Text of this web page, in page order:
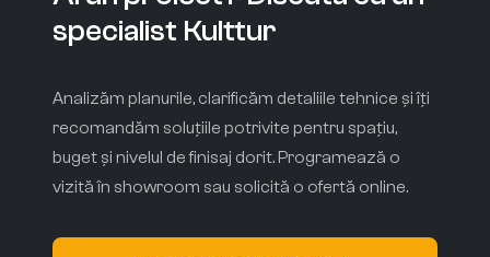
specialist Kulttur
Analizăm planurile, clarificăm detaliile tehnice și îți
recomandăm soluțiile potrivite pentru spațiu,
buget și nivelul de finisaj dorit. Programează o
vizită în showroom sau solicită o ofertă online.